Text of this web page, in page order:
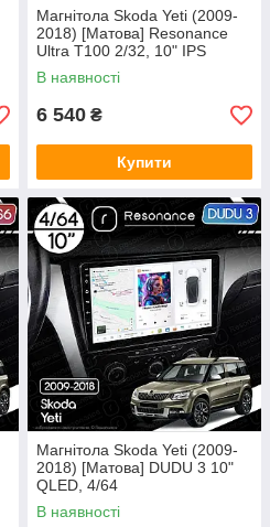
Магнітола Skoda Yeti (2009-
2018) [Матова] Resonance
Ultra T100 2/32, 10" IPS
(CarPlay)
В наявності
6 540 ₴
Купити
Магнітола Skoda Yeti (2009-
2018) [Матова] DUDU 3 10"
QLED, 4/64
В наявності